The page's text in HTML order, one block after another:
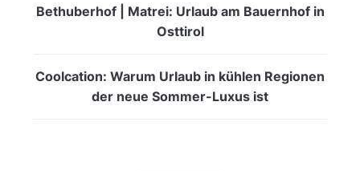
Bethuberhof | Matrei: Urlaub am Bauernhof in
Osttirol
Coolcation: Warum Urlaub in kühlen Regionen
der neue Sommer-Luxus ist